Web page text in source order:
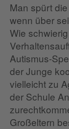
Man spürt
wenn über
Wie
Autismus-
der Junge
vielleicht zu
der Schule
Großeltern